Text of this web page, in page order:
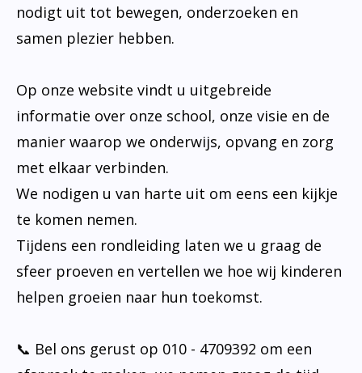
nodigt uit tot bewegen, onderzoeken en
samen plezier hebben.
Op onze website vindt u uitgebreide
informatie over onze school, onze visie en de
manier waarop we onderwijs, opvang en zorg
met elkaar verbinden.
We nodigen u van harte uit om eens een kijkje
te komen nemen.
Tijdens een rondleiding laten we u graag de
sfeer proeven en vertellen we hoe wij kinderen
helpen groeien naar hun toekomst.
📞 Bel ons gerust op 010 - 4709392 om een